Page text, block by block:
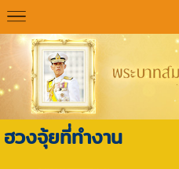
ฮวงจุ้ยที่ทำงาน